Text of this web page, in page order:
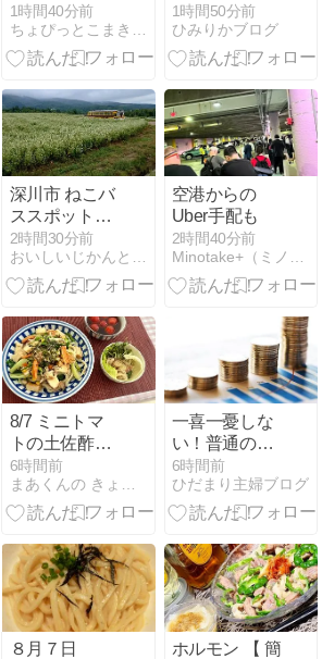
1時間40分前
ちょぴっとこまき 〜脱！空腹空間〜
面醤･豆鼓醤等
との違い･代用
を徹底解説！
1時間50分前
ひみりかブログ
深川市 ねこバ
ススポット、
戸外炉峠
2時間30分前
おいしいじかんとちいさなしあわせ
空港からの
Uber手配も
2時間40分前
Minotake+（ミノタケプラス）in Boston
8/7 ミニトマ
トの土佐酢漬
け
6時間前
まあくんの きょうの料理
一喜一憂しな
い！普通の主
婦が見つけた
「心がザワつ
かない」資産
6時間前
ひだまり主婦ブログ
８月７日
ホルモン 【 簡